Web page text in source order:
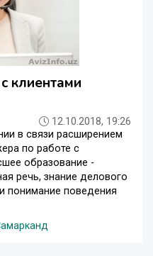
клиентами
12.10.2018, 19:26
в связи расширением
по работе с
образование -
речь, знание делового
понимание поведения